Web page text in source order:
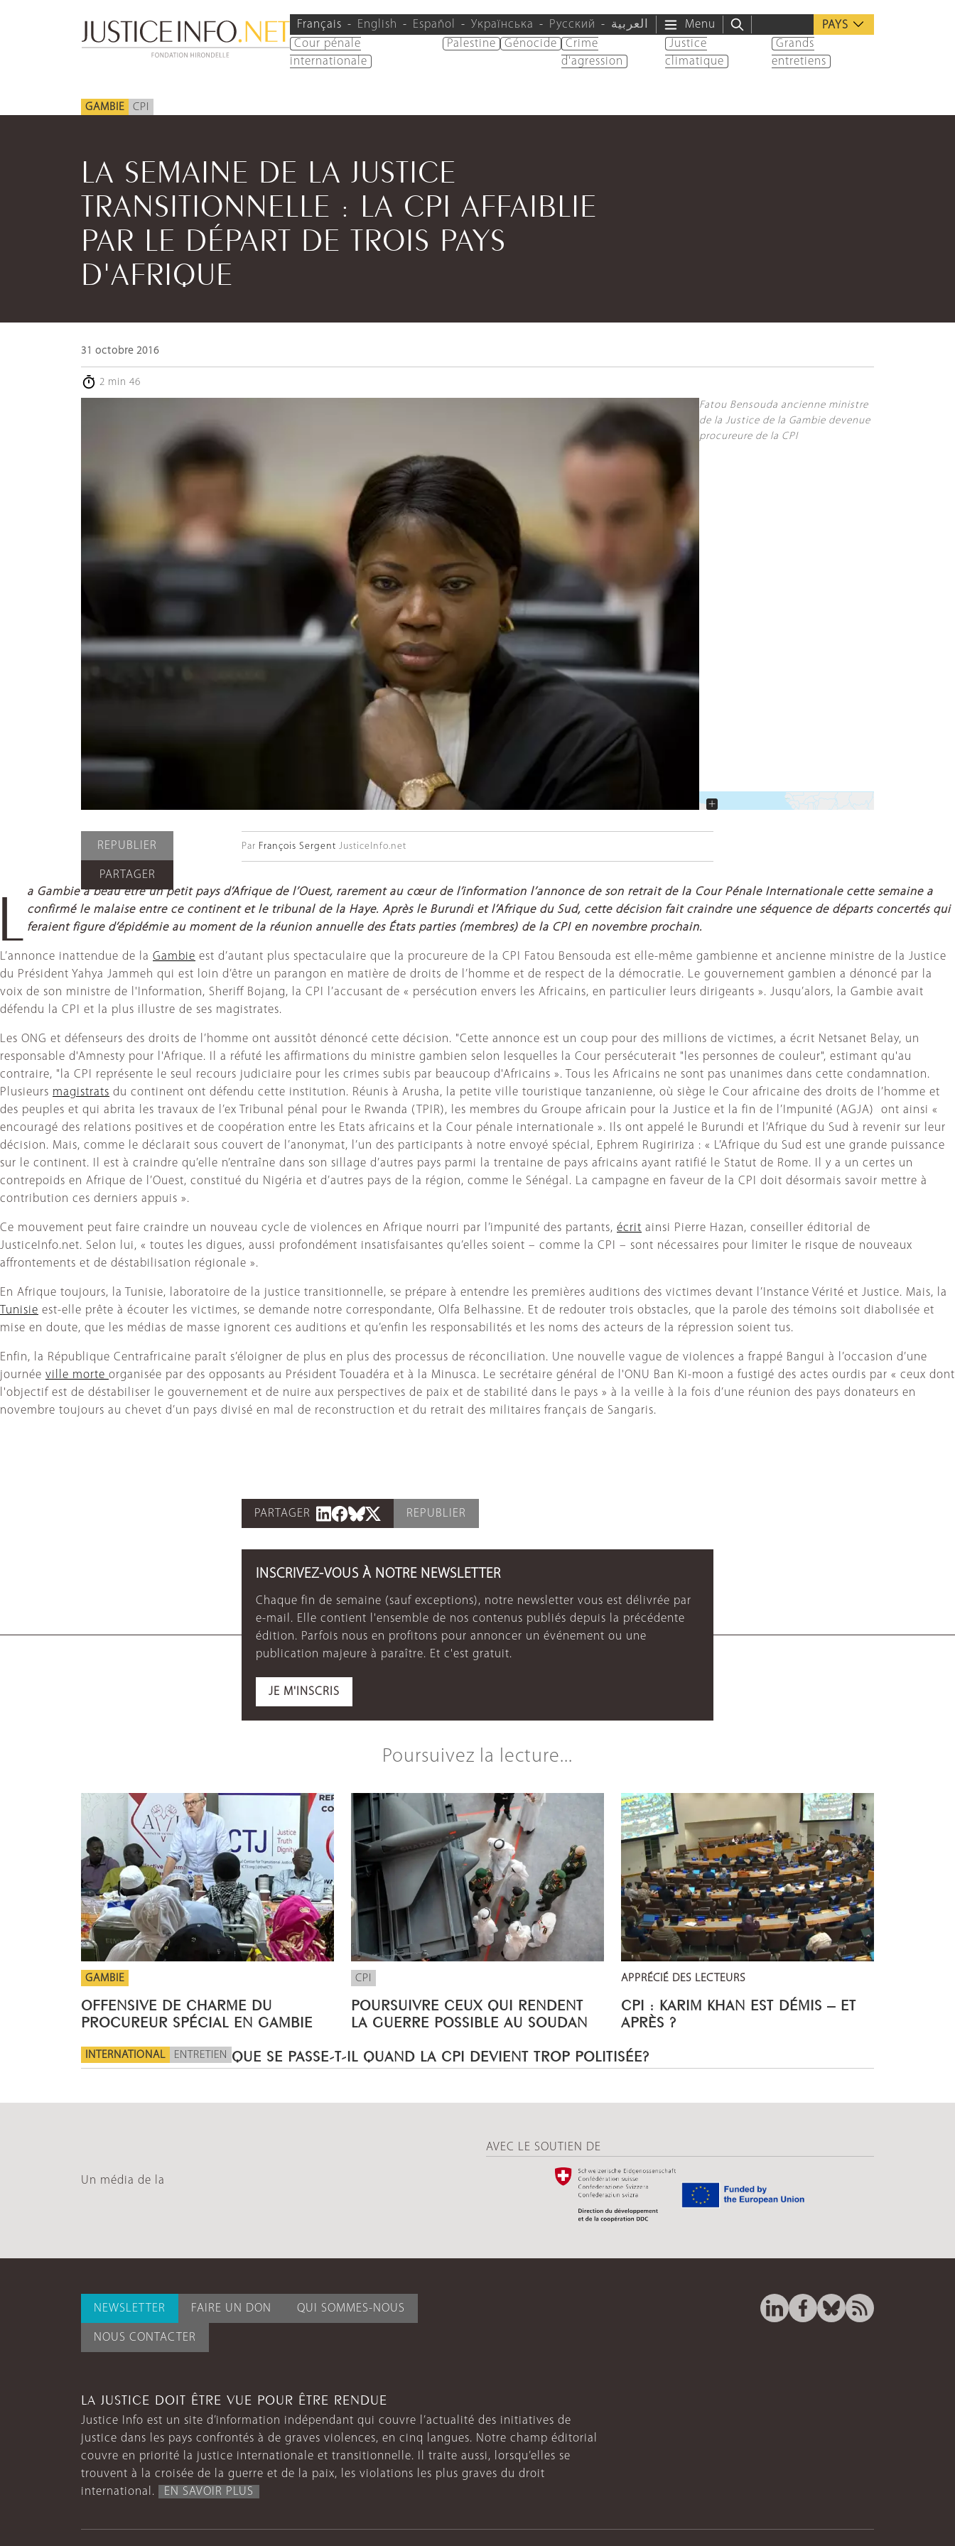
Français English Español Українська Русский العربية Menu
PAYS
Cour pénale
internationale
Palestine Génocide
Crime
d'agression
Justice
climatique
Grands
entretiens
GAMBIE CPI
LA SEMAINE DE LA JUSTICE
TRANSITIONNELLE : LA CPI AFFAIBLIE
PAR LE DÉPART DE TROIS PAYS
D'AFRIQUE
31 octobre 2016
2 min 46
Fatou Bensouda ancienne ministre
de la Justice de la Gambie devenue
procureure de la CPI
+
REPUBLIER
PARTAGER
Par François Sergent JusticeInfo.net
a Gambie a beau être un petit pays d’Afrique de l’Ouest, rarement au cœur de l’information l’annonce de son retrait de la Cour Pénale Internationale cette semaine a
confirmé le malaise entre ce continent et le tribunal de la Haye. Après le Burundi et l’Afrique du Sud, cette décision fait craindre une séquence de départs concertés qui
feraient figure d’épidémie au moment de la réunion annuelle des États parties (membres) de la CPI en novembre prochain.
L’annonce inattendue de la Gambie est d’autant plus spectaculaire que la procureure de la CPI Fatou Bensouda est elle-même gambienne et ancienne ministre de la Justice
du Président Yahya Jammeh qui est loin d’être un parangon en matière de droits de l’homme et de respect de la démocratie. Le gouvernement gambien a dénoncé par la
voix de son ministre de l'Information, Sheriff Bojang, la CPI l’accusant de « persécution envers les Africains, en particulier leurs dirigeants ». Jusqu’alors, la Gambie avait
défendu la CPI et la plus illustre de ses magistrates.
Les ONG et défenseurs des droits de l’homme ont aussitôt dénoncé cette décision. "Cette annonce est un coup pour des millions de victimes, a écrit Netsanet Belay, un
responsable d'Amnesty pour l'Afrique. Il a réfuté les affirmations du ministre gambien selon lesquelles la Cour persécuterait "les personnes de couleur", estimant qu'au
contraire, "la CPI représente le seul recours judiciaire pour les crimes subis par beaucoup d'Africains ». Tous les Africains ne sont pas unanimes dans cette condamnation.
Plusieurs magistrats du continent ont défendu cette institution. Réunis à Arusha, la petite ville touristique tanzanienne, où siège le Cour africaine des droits de l’homme et
des peuples et qui abrita les travaux de l’ex Tribunal pénal pour le Rwanda (TPIR), les membres du Groupe africain pour la Justice et la fin de l’Impunité (AGJA) ont ainsi «
encouragé des relations positives et de coopération entre les Etats africains et la Cour pénale internationale ». Ils ont appelé le Burundi et l’Afrique du Sud à revenir sur leur
décision. Mais, comme le déclarait sous couvert de l’anonymat, l’un des participants à notre envoyé spécial, Ephrem Rugiririza : « L’Afrique du Sud est une grande puissance
sur le continent. Il est à craindre qu’elle n’entraîne dans son sillage d’autres pays parmi la trentaine de pays africains ayant ratifié le Statut de Rome. Il y a un certes un
contrepoids en Afrique de l’Ouest, constitué du Nigéria et d’autres pays de la région, comme le Sénégal. La campagne en faveur de la CPI doit désormais savoir mettre à
contribution ces derniers appuis ».
Ce mouvement peut faire craindre un nouveau cycle de violences en Afrique nourri par l’impunité des partants, écrit ainsi Pierre Hazan, conseiller éditorial de
JusticeInfo.net. Selon lui, « toutes les digues, aussi profondément insatisfaisantes qu’elles soient – comme la CPI – sont nécessaires pour limiter le risque de nouveaux
affrontements et de déstabilisation régionale ».
En Afrique toujours, la Tunisie, laboratoire de la justice transitionnelle, se prépare à entendre les premières auditions des victimes devant l’Instance Vérité et Justice. Mais, la
Tunisie est-elle prête à écouter les victimes, se demande notre correspondante, Olfa Belhassine. Et de redouter trois obstacles, que la parole des témoins soit diabolisée et
mise en doute, que les médias de masse ignorent ces auditions et qu’enfin les responsabilités et les noms des acteurs de la répression soient tus.
Enfin, la République Centrafricaine paraît s’éloigner de plus en plus des processus de réconciliation. Une nouvelle vague de violences a frappé Bangui à l’occasion d’une
journée ville morte organisée par des opposants au Président Touadéra et à la Minusca. Le secrétaire général de l'ONU Ban Ki-moon a fustigé des actes ourdis par « ceux dont
l'objectif est de déstabiliser le gouvernement et de nuire aux perspectives de paix et de stabilité dans le pays » à la veille à la fois d’une réunion des pays donateurs en
novembre toujours au chevet d’un pays divisé en mal de reconstruction et du retrait des militaires français de Sangaris.
PARTAGER REPUBLIER
INSCRIVEZ-VOUS À NOTRE NEWSLETTER
Chaque fin de semaine (sauf exceptions), notre newsletter vous est délivrée par
e-mail. Elle contient l'ensemble de nos contenus publiés depuis la précédente
édition. Parfois nous en profitons pour annoncer un événement ou une
publication majeure à paraître. Et c'est gratuit.
JE M'INSCRIS
Poursuivez la lecture...
GAMBIE
OFFENSIVE DE CHARME DU
PROCUREUR SPÉCIAL EN GAMBIE
CPI
POURSUIVRE CEUX QUI RENDENT
LA GUERRE POSSIBLE AU SOUDAN
APPRÉCIÉ DES LECTEURS
CPI : KARIM KHAN EST DÉMIS – ET
APRÈS ?
INTERNATIONAL ENTRETIEN QUE SE PASSE-T-IL QUAND LA CPI DEVIENT TROP POLITISÉE?
Un média de la
AVEC LE SOUTIEN DE
NEWSLETTER FAIRE UN DON QUI SOMMES-NOUS
NOUS CONTACTER
LA JUSTICE DOIT ÊTRE VUE POUR ÊTRE RENDUE
Justice Info est un site d’information indépendant qui couvre l’actualité des initiatives de
justice dans les pays confrontés à de graves violences, en cinq langues. Notre champ éditorial
couvre en priorité la justice internationale et transitionnelle. Il traite aussi, lorsqu’elles se
trouvent à la croisée de la guerre et de la paix, les violations les plus graves du droit
international.
EN SAVOIR PLUS